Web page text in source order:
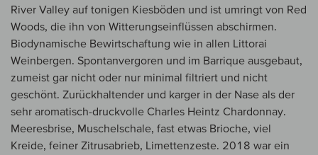
River Valley auf tonigen Kiesböden und ist umringt von Red
Woods, die ihn von Witterungseinflüssen abschirmen.
Biodynamische Bewirtschaftung wie in allen Littorai
Weinbergen. Spontanvergoren und im Barrique ausgebaut,
zumeist gar nicht oder nur minimal filtriert und nicht
geschönt. Zurückhaltender und karger in der Nase als der
sehr aromatisch-druckvolle Charles Heintz Chardonnay.
Meeresbrise, Muschelschale, fast etwas Brioche, viel
Kreide, feiner Zitrusabrieb, Limettenzeste. 2018 war ein